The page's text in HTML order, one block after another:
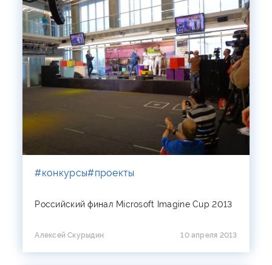
#конкурсы#проекты
Российский финал Microsoft Imagine Cup 2013
Алексей Скурыдин 10 апреля 2013